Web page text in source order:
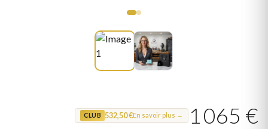
CLUB 532,50 €En savoir plus → 1 065 €